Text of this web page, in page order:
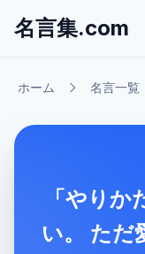
名言集.com
ホーム 名言一覧
「やり
い。 ただ